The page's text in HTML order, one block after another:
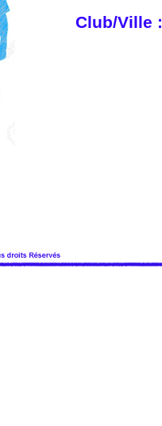
Club/Ville :